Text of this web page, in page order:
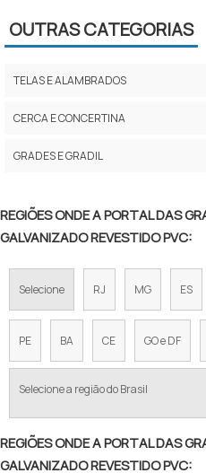
TELA PARA ALAMBRADO PREÇO
TELA DE FERRO PARA CERCA
TELA ALAMBRADO FIO 12
TELA DE ARAME GALVANIZADO PREÇO
VALOR DE TELA DE ALAMBRADO
ALAMBRADO PREÇO M2
OUTRAS CATEGORIAS
TELAS E ALAMBRADOS
CERCA E CONCERTINA
GRADES E GRADIL
REGIÕES ONDE A PORTAL DAS
GALVANIZADO REVESTIDO PVC:
Selecione RJ MG ES
PE BA CE GO e DF
Selecione a região do Brasil
REGIÕES ONDE A PORTAL DAS
GALVANIZADO REVESTIDO PVC: